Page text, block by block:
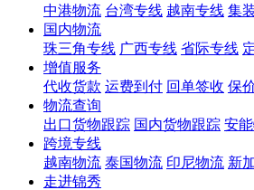
中港物流 台湾专线 越南专线 集
国内物流
珠三角专线 广西专线 省际专线
增值服务
代收货款 运费到付 回单签收 保
物流查询
出口货物跟踪 国内货物跟踪 安
跨境专线
越南物流 泰国物流 印尼物流 新
走进锦秀